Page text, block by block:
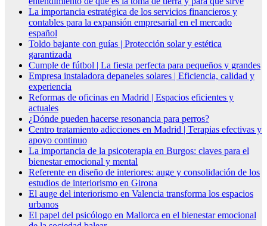
La importancia estratégica de los servicios financieros y
contables para la expansión empresarial en el mercado
español
Toldo bajante con guías | Protección solar y estética
garantizada
Cumple de fútbol | La fiesta perfecta para pequeños y grandes
Empresa instaladora depaneles solares | Eficiencia, calidad y
experiencia
Reformas de oficinas en Madrid | Espacios eficientes y
actuales
¿Dónde pueden hacerse resonancia para perros?
Centro tratamiento adicciones en Madrid | Terapias efectivas y
apoyo continuo
La importancia de la psicoterapia en Burgos: claves para el
bienestar emocional y mental
Referente en diseño de interiores: auge y consolidación de los
estudios de interiorismo en Girona
El auge del interiorismo en Valencia transforma los espacios
urbanos
El papel del psicólogo en Mallorca en el bienestar emocional